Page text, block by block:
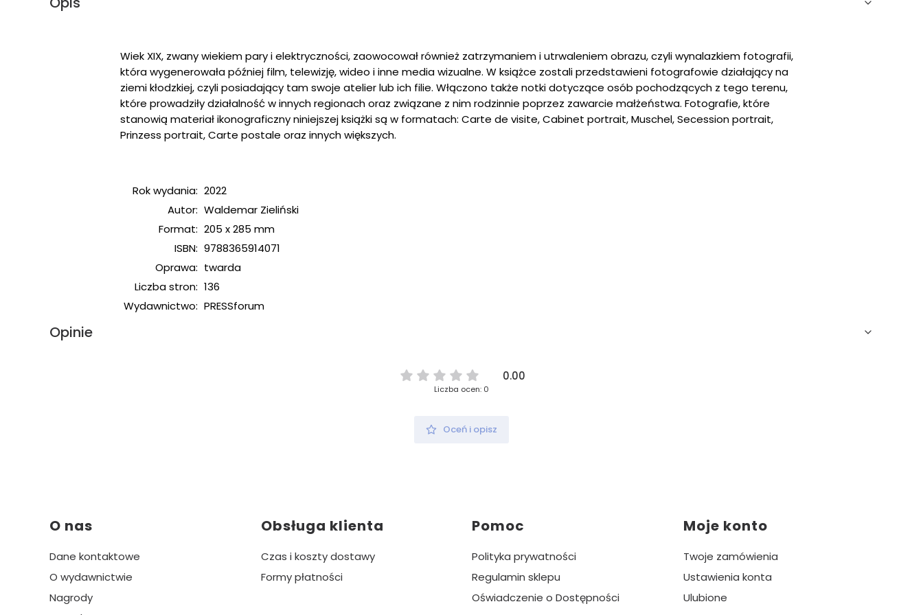
Wiek XIX, zwany wiekiem pary i elektryczności, zaowocował również zatrzymaniem i utrwaleniem obrazu, czyli wynalazkiem fotografii,
która wygenerowała później film, telewizję, wideo i inne media wizualne. W książce zostali przedstawieni fotografowie działający na
ziemi kłodzkiej, czyli posiadający tam swoje atelier lub ich filie. Włączono także notki dotyczące osób pochodzących z tego terenu,
które prowadziły działalność w innych regionach oraz związane z nim rodzinnie poprzez zawarcie małżeństwa. Fotografie, które
stanowią materiał ikonograficzny niniejszej książki są w formatach: Carte de visite, Cabinet portrait, Muschel, Secession portrait,
Prinzess portrait, Carte postale oraz innych większych.
Rok wydania: 2022
Autor: Waldemar Zieliński
Format: 205 x 285 mm
ISBN: 9788365914071
Oprawa: twarda
Liczba stron: 136
Wydawnictwo: PRESSforum
Opinie
0.00
Liczba ocen: 0
Oceń i opisz
Linki w stopce
O nas
Dane kontaktowe
O wydawnictwie
Nagrody
Obsługa klienta
Czas i koszty dostawy
Formy płatności
Pomoc
Polityka prywatności
Regulamin sklepu
Oświadczenie o Dostępności
Moje konto
Twoje zamówienia
Ustawienia konta
Ulubione